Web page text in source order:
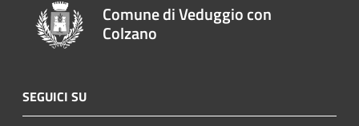
Comune di Veduggio con
Colzano
SEGUICI SU